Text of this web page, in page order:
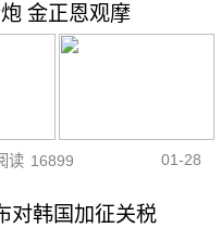
金正恩观摩
读 16899 01-28
对韩国加征关税